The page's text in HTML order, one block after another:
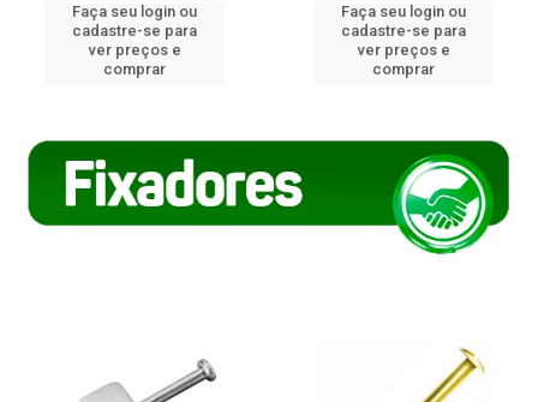
Faça seu login ou
cadastre-se para
ver preços e
comprar
Faça seu login ou
cadastre-se para
ver preços e
comprar